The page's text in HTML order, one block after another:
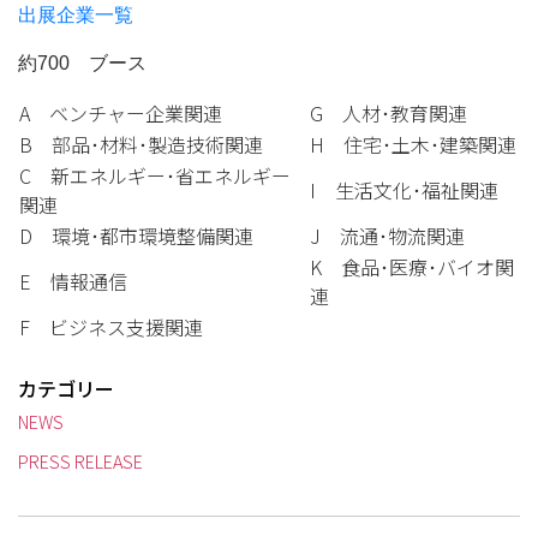
出展企業一覧
約700 ブース
A ベンチャー企業関連
G 人材･教育関連
B 部品･材料･製造技術関連
H 住宅･土木･建築関連
C 新エネルギー･省エネルギー
関連
I 生活文化･福祉関連
D 環境･都市環境整備関連
J 流通･物流関連
E 情報通信
K 食品･医療･バイオ関
連
F ビジネス支援関連
カテゴリー
NEWS
PRESS RELEASE